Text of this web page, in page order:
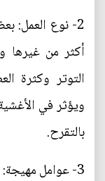
2- نوع العمل:
أكثر من غيرها
التوتر وكثرة
ويؤثر في
بالتقرح.
3- عوامل مهيجة: